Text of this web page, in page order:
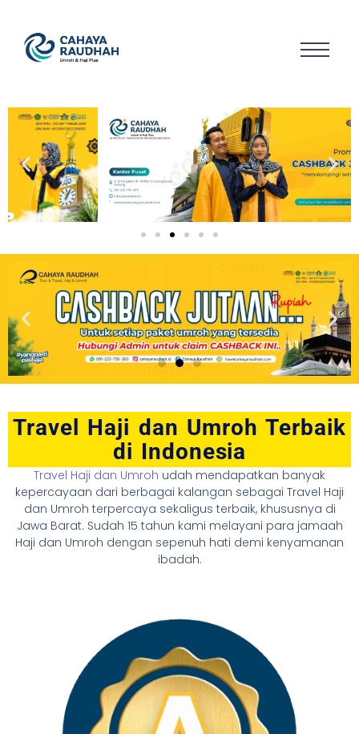
Travel Haji dan Umroh Terbaik
di Indonesia
Travel Haji dan Umroh udah mendapatkan banyak
kepercayaan dari berbagai kalangan sebagai Travel Haji
dan Umroh terpercaya sekaligus terbaik, khususnya di
Jawa Barat. Sudah 15 tahun kami melayani para jamaah
Haji dan Umroh dengan sepenuh hati demi kenyamanan
ibadah.